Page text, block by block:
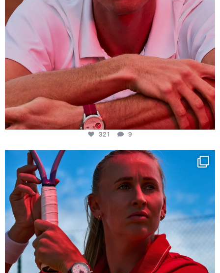
321 9
Determination, elegance and Swiss precision —
442
14